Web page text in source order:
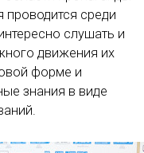
проводится среди
слушать и
движения их
форме и
знания в виде